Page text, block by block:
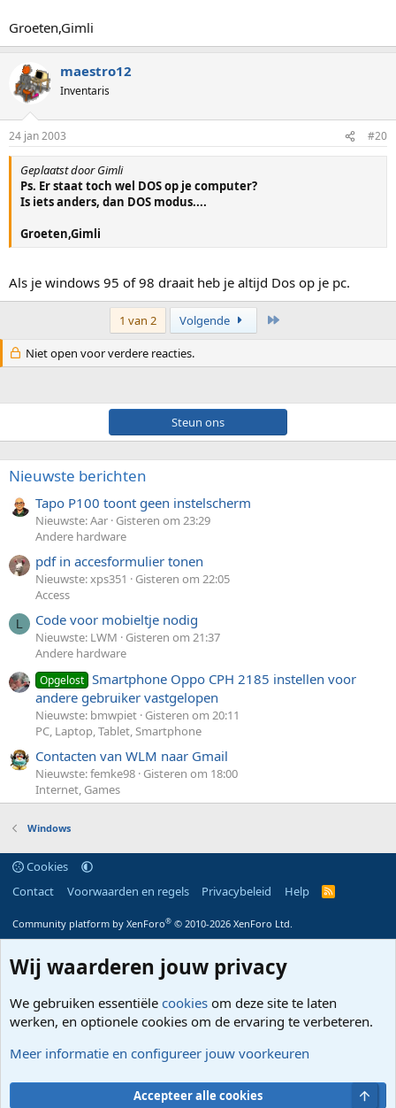
Groeten,Gimli
maestro12
Inventaris
24 jan 2003 #20
Geplaatst door Gimli
Ps. Er staat toch wel DOS op je computer?
Is iets anders, dan DOS modus....
Groeten,Gimli
Als je windows 95 of 98 draait heb je altijd Dos op je pc.
1 van 2 Volgende
Niet open voor verdere reacties.
Steun ons
Nieuwste berichten
Tapo P100 toont geen instelscherm
Nieuwste: Aar Gisteren om 23:29
Andere hardware
pdf in accesformulier tonen
Nieuwste: xps351
Gisteren om 22:05
Access
L Code voor mobieltje nodig
Nieuwste: LWM
Gisteren om 21:37
Andere hardware
Opgelost Smartphone Oppo CPH 2185 instellen voor
andere gebruiker vastgelopen
Nieuwste: bmwpiet Gisteren om 20:11
PC, Laptop, Tablet, Smartphone
Contacten van WLM naar Gmail
Nieuwste: femke98 Gisteren om 18:00
Internet, Games
Windows
Cookies
Contact
Voorwaarden en regels Privacybeleid Help
R
Community platform by XenForo® © 2010-2026 XenForo Ltd.
Wij waarderen jouw privacy
We gebruiken essentiële cookies om deze site te laten
werken, en optionele cookies om de ervaring te verbeteren.
Meer informatie en configureer jouw voorkeuren
Accepteer alle cookies